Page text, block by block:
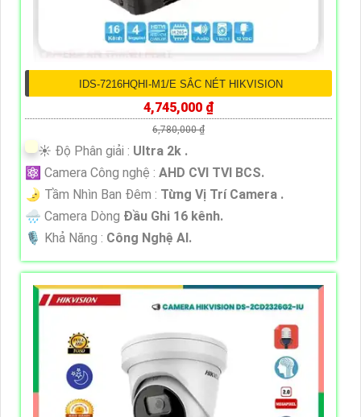
IDS-7216HQHI-M1/E SẮC NÉT HIKVISION
4,745,000 ₫
6,780,000 ₫
☀️ Độ Phân giải : Ultra 2k .
⚛️ Camera Công nghệ : AHD CVI TVI BCS.
🌛 Tầm Nhìn Ban Đêm : Từng Vị Trí Camera .
🌧️ Camera Dòng Đầu Ghi 16 kênh.
️🎙 Khả Năng : Công Nghệ AI.